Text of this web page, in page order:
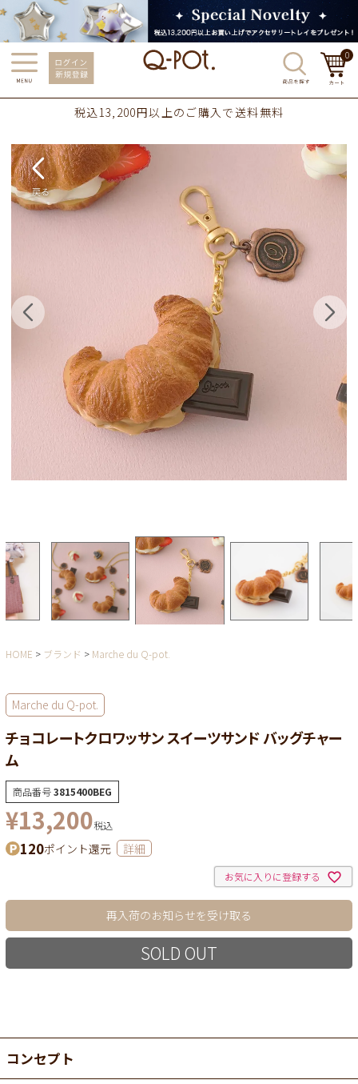
0
税込13,200円以上のご購入で送料無料
HOME ブランド Marche du Q-pot.
Marche du Q-pot.
チョコレートクロワッサン スイーツサンド バッグチャー
ム
商品番号3815400BEG
¥13,200税込
120ポイント還元 詳細
お気に入りに登録する
再入荷のお知らせを受け取る
SOLD OUT
コンセプト